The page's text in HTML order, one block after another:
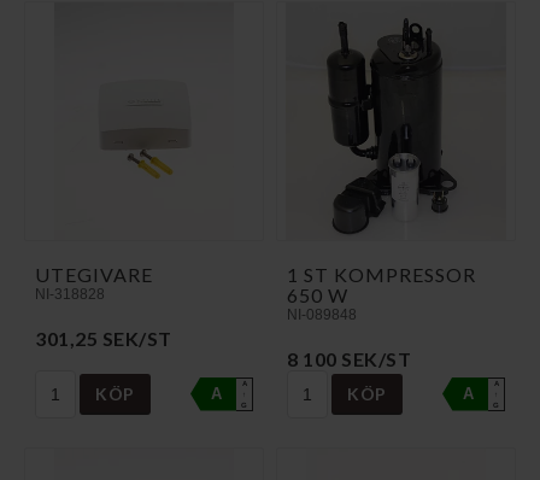
UTEGIVARE
NI-318828
301,25 SEK/ST
KÖP A
A
↑
G
1 ST KOMPRESSOR
650 W
NI-089848
8 100 SEK/ST
KÖP A
A
↑
G